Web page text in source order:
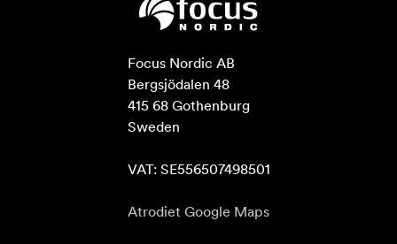
Focus Nordic AB
Bergsjödalen 48
415 68 Gothenburg
Sweden
VAT: SE556507498501
Atrodiet Google Maps